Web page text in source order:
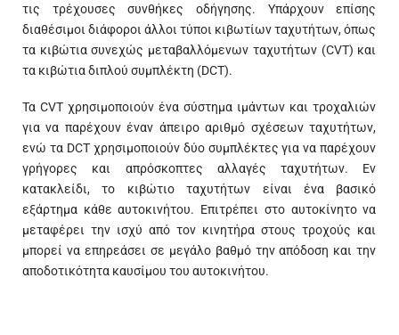
τις τρέχουσες συνθήκες οδήγησης. Υπάρχουν επίσης
διαθέσιμοι διάφοροι άλλοι τύποι κιβωτίων ταχυτήτων, όπως
τα κιβώτια συνεχώς μεταβαλλόμενων ταχυτήτων (CVT) και
τα κιβώτια διπλού συμπλέκτη (DCT).
Τα CVT χρησιμοποιούν ένα σύστημα ιμάντων και τροχαλιών
για να παρέχουν έναν άπειρο αριθμό σχέσεων ταχυτήτων,
ενώ τα DCT χρησιμοποιούν δύο συμπλέκτες για να παρέχουν
γρήγορες και απρόσκοπτες αλλαγές ταχυτήτων. Εν
κατακλείδι, το κιβώτιο ταχυτήτων είναι ένα βασικό
εξάρτημα κάθε αυτοκινήτου. Επιτρέπει στο αυτοκίνητο να
μεταφέρει την ισχύ από τον κινητήρα στους τροχούς και
μπορεί να επηρεάσει σε μεγάλο βαθμό την απόδοση και την
αποδοτικότητα καυσίμου του αυτοκινήτου.